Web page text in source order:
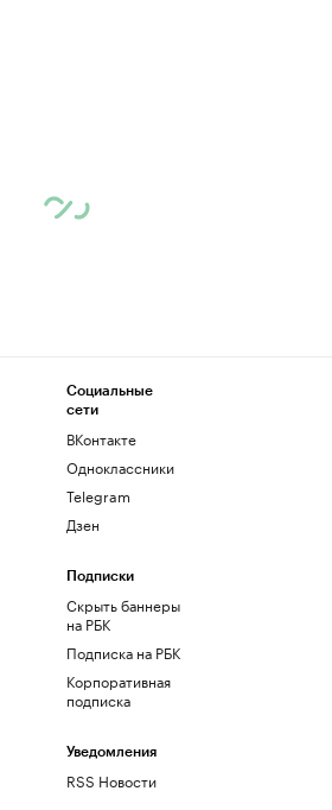
Социальные
сети
ВКонтакте
Одноклассники
Telegram
Дзен
Подписки
Скрыть баннеры
на РБК
Подписка на РБК
Корпоративная
подписка
Уведомления
RSS Новости